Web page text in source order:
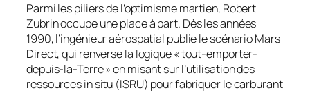
Parmi les piliers de l’optimisme martien, Robert
Zubrin occupe une place à part. Dès les années
1990, l’ingénieur aérospatial publie le scénarioMars
Direct, qui renverse la logique « tout-emporter-
depuis-la-Terre » en misant sur l’utilisation des
ressources in situ (ISRU) pour fabriquer le carburant